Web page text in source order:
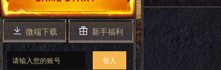
微端下载 新手福利
登入